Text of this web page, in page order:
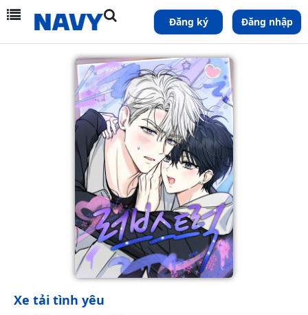
Đăng ký Đăng nhập
Xe tải tình yêu